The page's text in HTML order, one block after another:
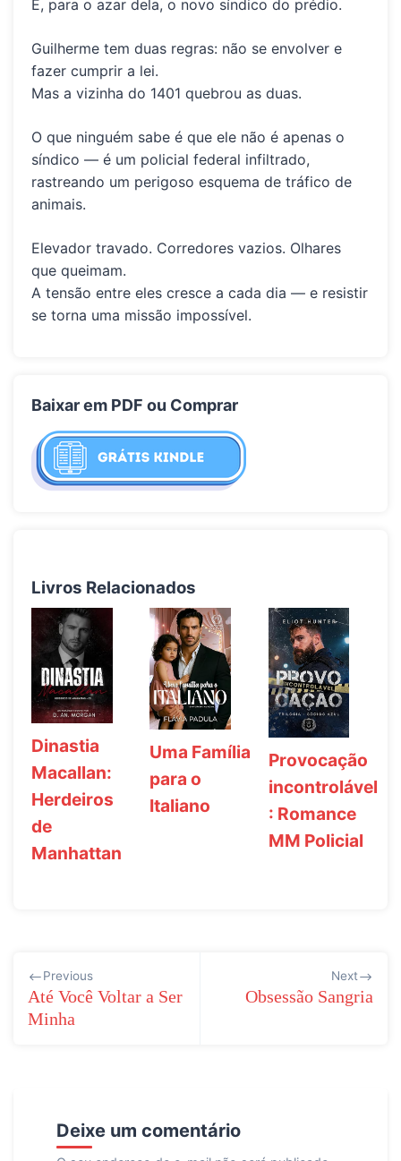
E, para o azar dela, o novo síndico do prédio.
Guilherme tem duas regras: não se envolver e
fazer cumprir a lei.
Mas a vizinha do 1401 quebrou as duas.
O que ninguém sabe é que ele não é apenas o
síndico — é um policial federal infiltrado,
rastreando um perigoso esquema de tráfico de
animais.
Elevador travado. Corredores vazios. Olhares
que queimam.
A tensão entre eles cresce a cada dia — e resistir
se torna uma missão impossível.
Baixar em PDF ou Comprar
Livros Relacionados
Dinastia
Macallan:
Herdeiros
de
Manhattan
Uma Família
para o
Italiano
Provocação
incontrolável
: Romance
MM Policial
Navegação
de
Post
Previous
Até Você Voltar a Ser
Minha
Next
Obsessão Sangria
Deixe um comentário